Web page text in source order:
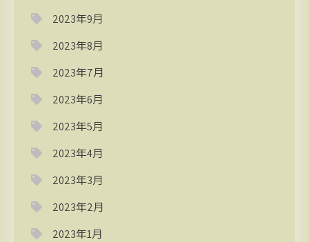
2023年9月
2023年8月
2023年7月
2023年6月
2023年5月
2023年4月
2023年3月
2023年2月
2023年1月